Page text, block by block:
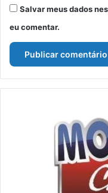
Salvar meus dados
eu comentar.